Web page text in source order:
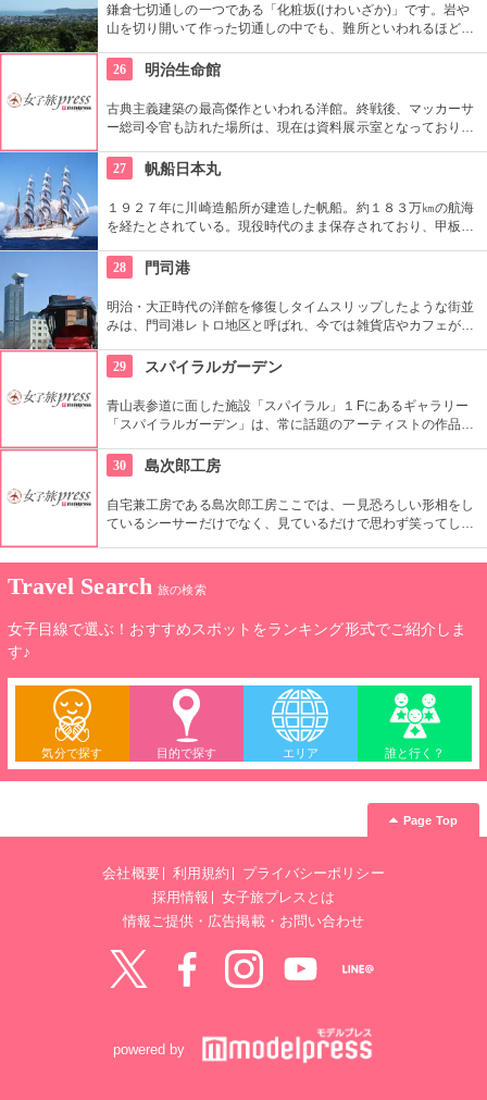
鎌倉七切通しの一つである「化粧坂(けわいざか)」です。岩や
山を切り開いて作った切通しの中でも、難所といわれるほど化
で、ヒールやブーツは厳禁です！頂上の源氏山公園にシートを
ひいてお弁当を食べるのもお勧めです。
26 明治生命館
古典主義建築の最高傑作といわれる洋館。終戦後、マッカーサ
ー総司令官も訪れた場所は、現在は資料展示室となっており、
史を学んでみてはいかがでしょうか。
27 帆船日本丸
１９２７年に川崎造船所が建造した帆船。約１８３万㎞の航海
を経たとされている。現役時代のまま保存されており、甲板や
２回の総帆展帆ではすべての帆を広げ、見もの。
28 門司港
明治・大正時代の洋館を修復しタイムスリップしたような街並
みは、門司港レトロ地区と呼ばれ、今では雑貨店やカフェが立
ネーションは美しく、デートスポットとしても最適。もちろん
お昼ご飯には焼きカレーを召し上がれ。
29 スパイラルガーデン
青山表参道に面した施設「スパイラル」１Fにあるギャラリー
「スパイラルガーデン」は、常に話題のアーティストの作品を
立ち寄ってみてはいかがでしょうか。
30 島次郎工房
自宅兼工房である島次郎工房ここでは、一見恐ろしい形相をし
ているシーサーだけでなく、見ているだけで思わず笑ってしま
れて笑ってください。
Travel Search 旅の検索
女子目線で選ぶ！おすすめスポットをランキング形式でご紹介しま
す♪
気分で探す 目的で探す エリア 誰と行く？
Page Top
会社概要 利用規約
プライバシーポリシー
採用情報
女子旅プレスとは
情報ご提供・広告掲載・お問い合わせ
powered by